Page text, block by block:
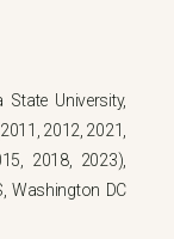
University,
2012, 2021,
2018, 2023),
Washington DC